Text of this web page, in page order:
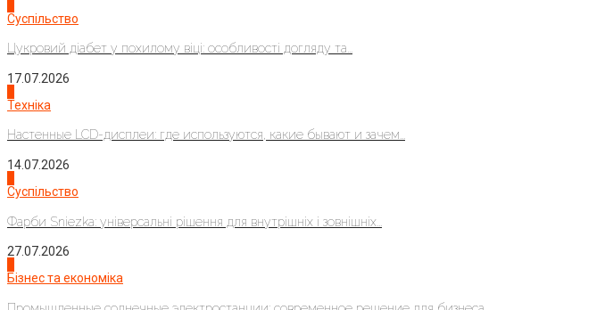
Суспільство
Цукровий діабет у похилому віці: особливості догляду та...
17.07.2026
Техніка
Настенные LCD-дисплеи: где используются, какие бывают и зачем...
14.07.2026
Суспільство
Фарби Sniezka: універсальні рішення для внутрішніх і зовнішніх...
27.07.2026
Бізнес та економіка